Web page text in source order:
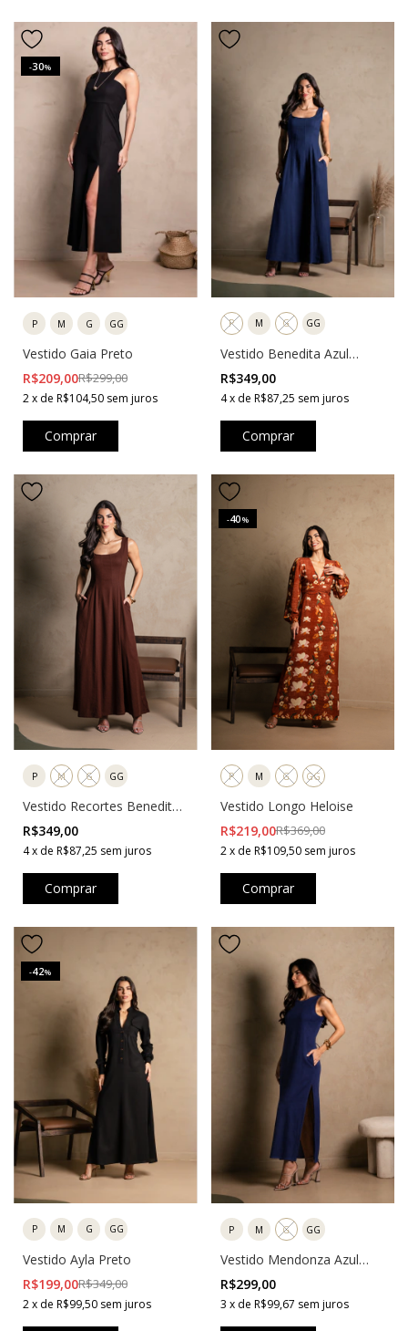
-30%
P M G GG
Vestido Gaia Preto
R$209,00R$299,00
2x de R$104,50 sem juros
Comprar
P M G GG
Vestido Benedita Azul
Marinho
R$349,00
4 x de R$87,25 sem juros
Comprar
P M G GG
Vestido Recortes Benedita
Marrom
R$349,00
4x de R$87,25 sem juros
Comprar
-40%
P M G GG
Vestido Longo Heloise
R$219,00R$369,00
2 x de R$109,50 sem juros
Comprar
-42%
P M G GG
Vestido Ayla Preto
R$199,00R$349,00
2x de R$99,50 sem juros
P M G GG
Vestido Mendonza Azul
Marinho
R$299,00
3 x de R$99,67 sem juros